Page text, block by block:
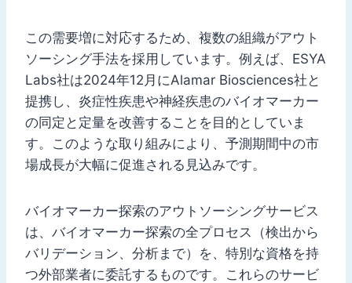
この需要増に対応するため、複数の組織がアウト
ソーシング手法を採用しています。例えば、ESYA
Labs社は2024年12月にAlamar Biosciences社と
提携し、炎症性疾患や神経疾患のバイオマーカー
の同定と定量を改善することを目的としていま
す。このような取り組みにより、予測期間中の市
場成長が大幅に促進される見込みです。
バイオマーカー探索のアウトソーシングサービス
は、バイオマーカー探索の全プロセス（検出から
バリデーション、分析まで）を、特別な資格を持
つ外部業者に委託するものです。これらのサービ